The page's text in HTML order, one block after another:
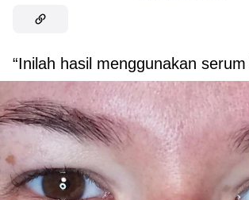
“Inilah hasil menggunakan serum